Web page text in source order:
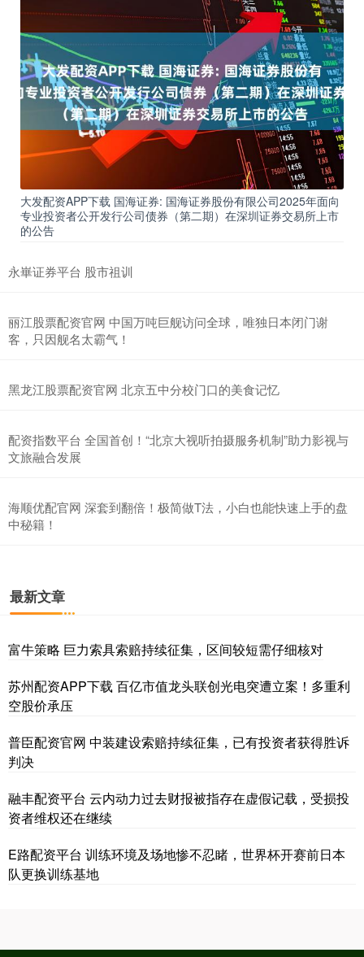
大发配资APP下载 国海证券: 国海证券股份有限公司2025年面向
专业投资者公开发行公司债券（第二期）在深圳证券交易所上市
的公告
永崋证券平台 股市祖训
丽江股票配资官网 中国万吨巨舰访问全球，唯独日本闭门谢
客，只因舰名太霸气！
黑龙江股票配资官网 北京五中分校门口的美食记忆
配资指数平台 全国首创！“北京大视听拍摄服务机制”助力影视与
文旅融合发展
海顺优配官网 深套到翻倍！极简做T法，小白也能快速上手的盘
中秘籍！
最新文章
富牛策略 巨力索具索赔持续征集，区间较短需仔细核对
苏州配资APP下载 百亿市值龙头联创光电突遭立案！多重利
空股价承压
普臣配资官网 中装建设索赔持续征集，已有投资者获得胜诉
判决
融丰配资平台 云内动力过去财报被指存在虚假记载，受损投
资者维权还在继续
E路配资平台 训练环境及场地惨不忍睹，世界杯开赛前日本
队更换训练基地